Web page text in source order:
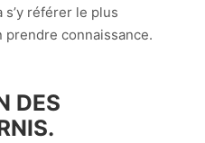
s’y référer le plus
prendre connaissance.
DES